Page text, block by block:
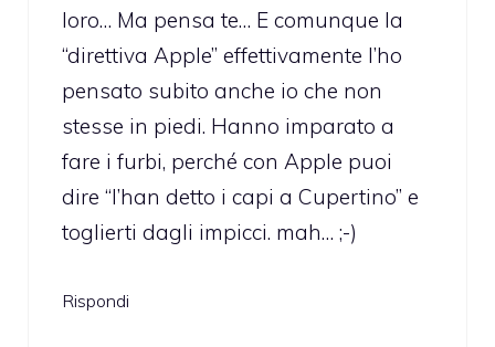
loro… Ma pensa te… E comunque la
“direttiva Apple” effettivamente l’ho
pensato subito anche io che non
stesse in piedi. Hanno imparato a
fare i furbi, perché con Apple puoi
dire “l’han detto i capi a Cupertino” e
toglierti dagli impicci. mah… ;-)
Rispondi